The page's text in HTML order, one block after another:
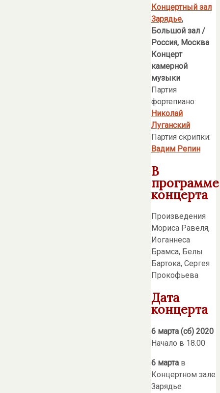
Концертный зал
Зарядье,
Большой зал /
Россия, Москва
Концерт
камерной
музыки
Партия
фортепиано:
Николай
Луганский
Партия скрипки:
Вадим Репин
В
программе
концерта
Произведения
Мориса Равеля,
Иоганнеса
Брамса, Белы
Бартока, Сергея
Прокофьева
Дата
концерта
6 марта (сб) 2020
Начало в 18.00
6 марта в
Концертном зале
Зарядье